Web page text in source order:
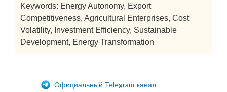
Keywords: Energy Autonomy, Export
Competitiveness, Agricultural Enterprises, Cost
Volatility, Investment Efficiency, Sustainable
Development, Energy Transformation
Официальный Telegram-канал